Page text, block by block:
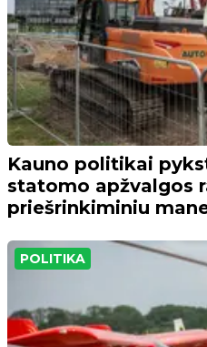
Kauno politikai
statomo apžvalgos
priešrinkiminiu
POLITIKA